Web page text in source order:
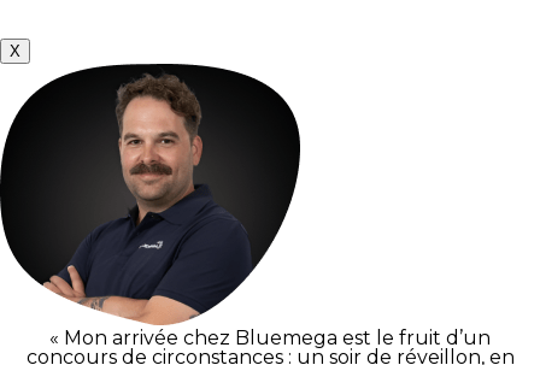
X
« Mon arrivée chez Bluemega est le fruit d’un
concours de circonstances : un soir de réveillon, en